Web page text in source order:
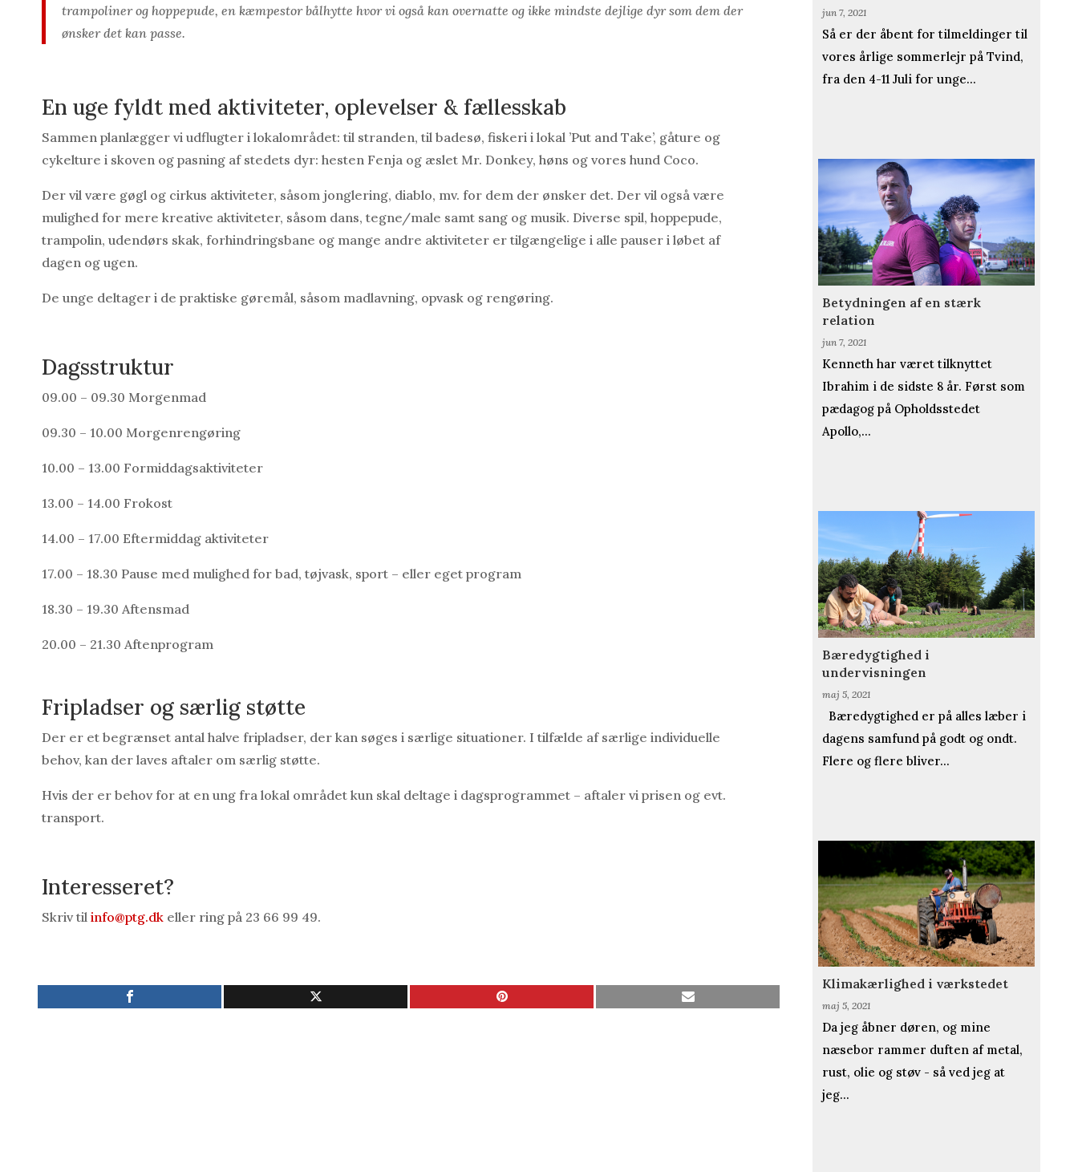
trampoliner og hoppepude, en kæmpestor bålhytte hvor vi også kan overnatte og ikke mindste dejlige dyr som dem der
ønsker det kan passe.
En uge fyldt med aktiviteter, oplevelser & fællesskab
Sammen planlægger vi udflugter i lokalområdet: til stranden, til badesø, fiskeri i lokal ’Put and Take’, gåture og
cykelture i skoven og pasning af stedets dyr: hesten Fenja og æslet Mr. Donkey, høns og vores hund Coco.
Der vil være gøgl og cirkus aktiviteter, såsom jonglering, diablo, mv. for dem der ønsker det. Der vil også være
mulighed for mere kreative aktiviteter, såsom dans, tegne/male samt sang og musik. Diverse spil, hoppepude,
trampolin, udendørs skak, forhindringsbane og mange andre aktiviteter er tilgængelige i alle pauser i løbet af
dagen og ugen.
De unge deltager i de praktiske gøremål, såsom madlavning, opvask og rengøring.
Dagsstruktur
09.00 – 09.30 Morgenmad
09.30 – 10.00 Morgenrengøring
10.00 – 13.00 Formiddagsaktiviteter
13.00 – 14.00 Frokost
14.00 – 17.00 Eftermiddag aktiviteter
17.00 – 18.30 Pause med mulighed for bad, tøjvask, sport – eller eget program
18.30 – 19.30 Aftensmad
20.00 – 21.30 Aftenprogram
Fripladser og særlig støtte
Der er et begrænset antal halve fripladser, der kan søges i særlige situationer. I tilfælde af særlige individuelle
behov, kan der laves aftaler om særlig støtte.
Hvis der er behov for at en ung fra lokal området kun skal deltage i dagsprogrammet – aftaler vi prisen og evt.
transport.
Interesseret?
Skriv til info@ptg.dk eller ring på 23 66 99 49.
jun 7, 2021
Så er der åbent for tilmeldinger til
vores årlige sommerlejr på Tvind,
fra den 4-11 Juli for unge...
Betydningen af en stærk
relation
jun 7, 2021
Kenneth har været tilknyttet
Ibrahim i de sidste 8 år. Først som
pædagog på Opholdsstedet
Apollo,...
Bæredygtighed i
undervisningen
maj 5, 2021
Bæredygtighed er på alles læber i
dagens samfund på godt og ondt.
Flere og flere bliver...
Klimakærlighed i værkstedet
maj 5, 2021
Da jeg åbner døren, og mine
næsebor rammer duften af metal,
rust, olie og støv - så ved jeg at
jeg...